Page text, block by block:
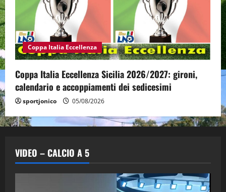
Coppa Italia Eccellenza
Coppa Italia Eccellenza Sicilia 2026/2027: gironi,
calendario e accoppiamenti dei sedicesimi
sportjonico 05/08/2026
VIDEO – CALCIO A 5